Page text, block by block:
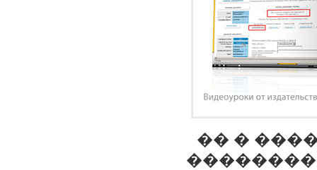
�� �